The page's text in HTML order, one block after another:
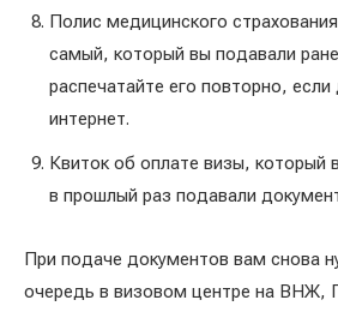
Полис медицинского
самый, который вы подавали
распечатайте его повторно, если
интернет.
Квиток об оплате визы, который
в прошлый раз подавали
При подаче документов вам снова
очередь в визовом центре на ВНЖ,